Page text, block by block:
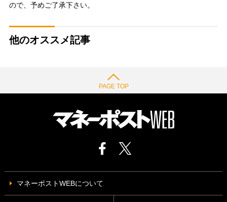
ので、予めご了承下さい。
他のオススメ記事
PAGE TOP
マネーポストWEBについて